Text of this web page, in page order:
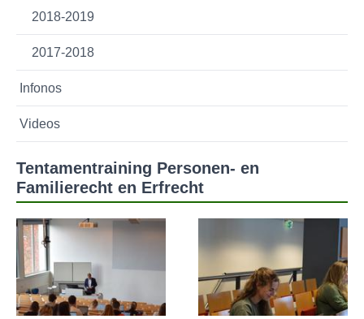
2018-2019
2017-2018
Infonos
Videos
Tentamentraining Personen- en
Familierecht en Erfrecht